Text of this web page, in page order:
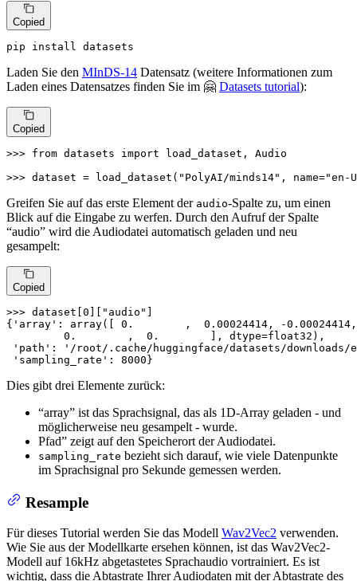
Copied
pip install datasets
Laden Sie den MInDS-14 Datensatz (weitere Informationen zum
Laden eines Datensatzes finden Sie im 🤗 Datasets tutorial):
Copied
>>> from datasets import load_dataset, Audio
>>> dataset = load_dataset( "PolyAI/minds14" , name="en-
Greifen Sie auf das erste Element der audio-Spalte zu, um einen
Blick auf die Eingabe zu werfen. Durch den Aufruf der Spalte
“audio” wird die Audiodatei automatisch geladen und neu
gesampelt:
Copied
>>> dataset[ 0 "audio"
{ 'array' : array([ 0.
        ,
0.00024414 , -0.00024414
0.
        ,
0.
        ], dtype=float32),
'path' :
'/root/.cache/huggingface/datasets/downloads/
'sampling_rate' : 8000 }
Dies gibt drei Elemente zurück:
“array” ist das Sprachsignal, das als 1D-Array geladen - und
möglicherweise neu gesampelt - wurde.
Pfad” zeigt auf den Speicherort der Audiodatei.
sampling_rate bezieht sich darauf, wie viele Datenpunkte
im Sprachsignal pro Sekunde gemessen werden.
Resample
Für dieses Tutorial werden Sie das Modell Wav2Vec2 verwenden.
Wie Sie aus der Modellkarte ersehen können, ist das Wav2Vec2-
Modell auf 16kHz abgetastetes Sprachaudio vortrainiert. Es ist
wichtig, dass die Abtastrate Ihrer Audiodaten mit der Abtastrate des